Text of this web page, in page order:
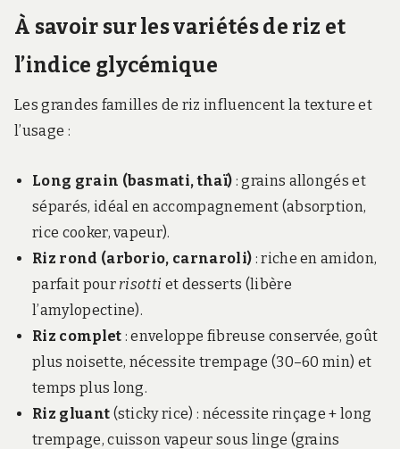
À savoir sur les variétés de riz et
l’indice glycémique
Les grandes familles de riz influencent la texture et
l’usage :
Long grain (basmati, thaï) : grains allongés et
séparés, idéal en accompagnement (absorption,
rice cooker, vapeur).
Riz rond (arborio, carnaroli) : riche en amidon,
parfait pour risotti et desserts (libère
l’amylopectine).
Riz complet : enveloppe fibreuse conservée, goût
plus noisette, nécessite trempage (30–60 min) et
temps plus long.
Riz gluant (sticky rice) : nécessite rinçage + long
trempage, cuisson vapeur sous linge (grains